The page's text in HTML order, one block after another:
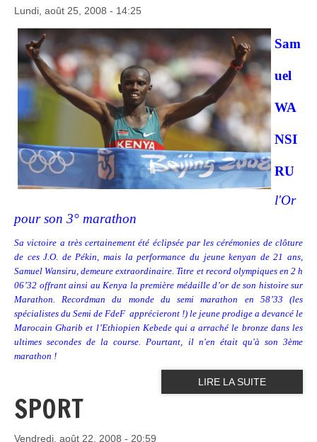
Lundi, août 25, 2008 - 14:25
Sam
uel
WA
NSI
RU
l'Or
pour son 3° marathon
Sa victoire a très certainement été éclipsée par les cérémonies de clôture
de ces J.O. de Pékin, mais la performance du jeune kenyan de 21 ans,
Samuel Wansiru, demeure extraordinaire. Titre et record olympiques en 2 h
06’32 offrant ainsi au Kenya la première médaille d’or de son histoire sur
Marathon. Recordman du monde du semi marathon en 58’33 (les
spécialistes du Semi de FdeF apprécieront !) le jeune prodige a devancé le
Marocain Gharib et l’Ethiopien Kebede qui a arraché le bronze dans les
ultimes secondes de la course. Pourtant, il n'en était qu'à son 3ème
marathon !
LIRE LA SUITE
SPORT
Vendredi, août 22, 2008 - 20:59